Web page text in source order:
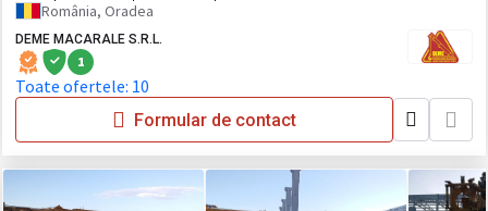
România, Oradea
DEME MACARALE S.R.L.
1
Toate ofertele: 10
Formular de contact